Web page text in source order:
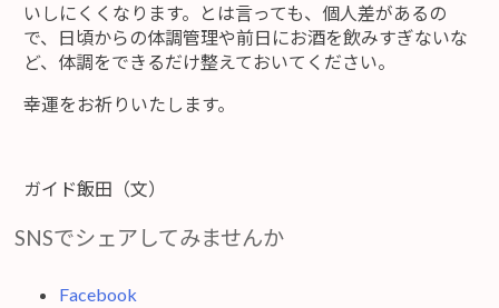
いしにくくなります。とは言っても、個人差があるの
で、日頃からの体調管理や前日にお酒を飲みすぎないな
ど、体調をできるだけ整えておいてください。
幸運をお祈りいたします。
ガイド飯田（文）
SNSでシェアしてみませんか
Facebook